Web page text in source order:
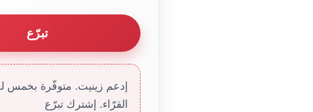
تبرّع
إدعم زينيت. متوفّرة بخمس
القرّاء. إشترك تبرّع